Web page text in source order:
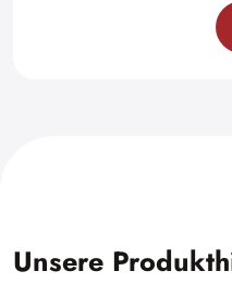
Unsere